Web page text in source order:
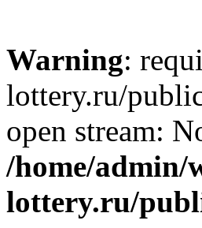
Warning:
lottery.ru/
open stream:
/home/admin/
lottery.ru/